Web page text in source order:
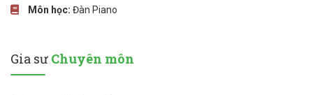
Môn học: Đàn Piano
Gia sư Chuyên môn